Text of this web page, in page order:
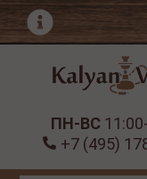
ПН-ВС
+7 (495)